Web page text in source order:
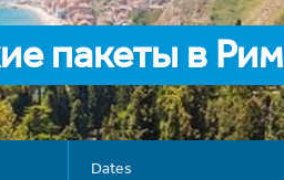
пакеты в Рим
Dates